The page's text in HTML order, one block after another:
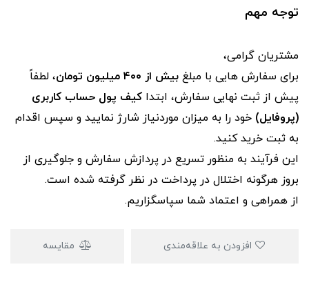
توجه مهم
مشتریان گرامی،
برای سفارش‌ هایی با مبلغ بیش از ۴۰۰ میلیون تومان
، لطفاً
پیش از ثبت نهایی سفارش، ابتدا کیف پول حساب کاربری
(پروفایل) خود را به میزان موردنیاز شارژ نمایید و سپس اقدام
به ثبت خرید کنید.
این فرآیند به‌ منظور تسریع در پردازش سفارش و جلوگیری از
بروز هرگونه اختلال در پرداخت در نظر گرفته شده است.
از همراهی و اعتماد شما سپاسگزاریم.
مقایسه